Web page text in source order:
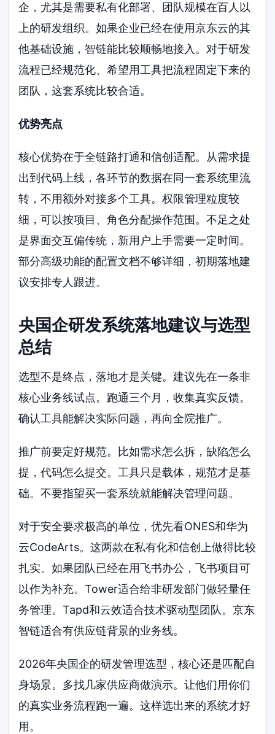
企，尤其是需要私有化部署、团队规模在百人以
上的研发组织。如果企业已经在使用京东云的其
他基础设施，智链能比较顺畅地接入。对于研发
流程已经规范化、希望用工具把流程固定下来的
团队，这套系统比较合适。
优势亮点
核心优势在于全链路打通和信创适配。从需求提
出到代码上线，各环节的数据在同一套系统里流
转，不用额外对接多个工具。权限管理粒度较
细，可以按项目、角色分配操作范围。不足之处
是界面交互偏传统，新用户上手需要一定时间。
部分高级功能的配置文档不够详细，初期落地建
议安排专人跟进。
央国企研发系统落地建议与选型
总结
选型不是终点，落地才是关键。建议先在一条非
核心业务线试点。跑通三个月，收集真实反馈。
确认工具能解决实际问题，再向全院推广。
推广前要定好规范。比如需求怎么拆，缺陷怎么
提，代码怎么提交。工具只是载体，规范才是基
础。不要指望买一套系统就能解决管理问题。
对于安全要求极高的单位，优先看ONES和华为
云CodeArts。这两款在私有化和信创上做得比较
扎实。如果团队已经在用飞书办公，飞书项目可
以作为补充。Tower适合给非研发部门做轻量任
务管理。Tapd和云效适合技术驱动型团队。京东
智链适合有供应链背景的业务线。
2026年央国企的研发管理选型，核心还是匹配自
身场景。多找几家供应商做演示。让他们用你们
的真实业务流程跑一遍。这样选出来的系统才好
用。